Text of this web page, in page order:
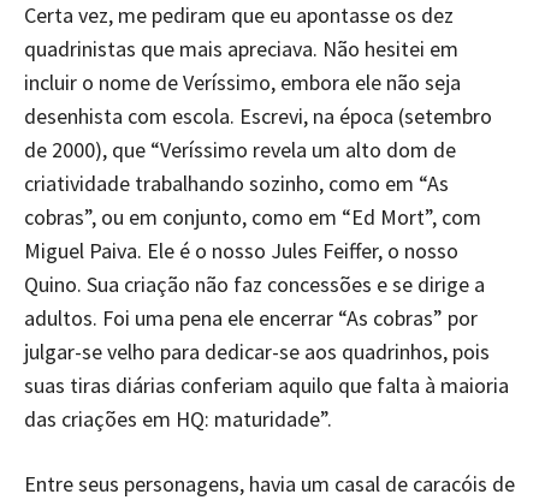
Certa vez, me pediram que eu apontasse os dez
quadrinistas que mais apreciava. Não hesitei em
incluir o nome de Veríssimo, embora ele não seja
desenhista com escola. Escrevi, na época (setembro
de 2000), que “Veríssimo revela um alto dom de
criatividade trabalhando sozinho, como em “As
cobras”, ou em conjunto, como em “Ed Mort”, com
Miguel Paiva. Ele é o nosso Jules Feiffer, o nosso
Quino. Sua criação não faz concessões e se dirige a
adultos. Foi uma pena ele encerrar “As cobras” por
julgar-se velho para dedicar-se aos quadrinhos, pois
suas tiras diárias conferiam aquilo que falta à maioria
das criações em HQ: maturidade”.
Entre seus personagens, havia um casal de caracóis de